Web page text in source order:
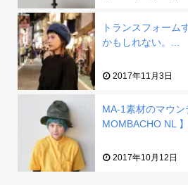
トランスフォーム
かもしれない。...
2017年11月3日
MA-1素材のマウン
MOMBACHO NL 】
2017年10月12日